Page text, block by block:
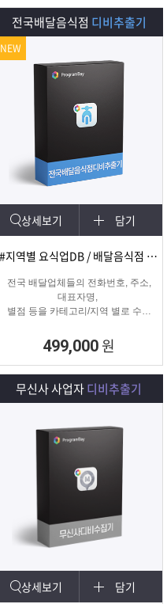
전국배달음식점 디비추출기
상세보기 담기
#지역별 요식업DB / 배달음식점 전화번호
전국 배달업체들의 전화번호, 주소,
대표자명,
별점 등을 카테고리/지역 별로 수집
타겟 마케팅용 DB를 수집해주는 프
로그램입니다.
499,000 원
NEW
무신사 사업자디비추출기
상세보기 담기